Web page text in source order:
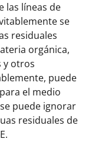
las líneas de
se
residuales
orgánica,
y otros
puede
el medio
puede ignorar
residuales de